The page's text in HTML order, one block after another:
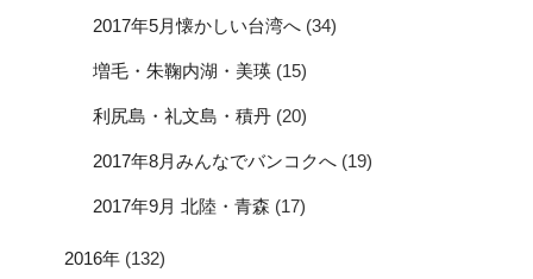
2017年5月懐かしい台湾へ (34)
増毛・朱鞠内湖・美瑛 (15)
利尻島・礼文島・積丹 (20)
2017年8月みんなでバンコクへ (19)
2017年9月 北陸・青森 (17)
2016年 (132)